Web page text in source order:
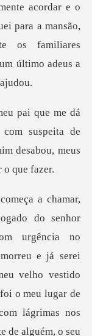
para a mansão,
os familiares
suspeita de
e já serei
velho vestido
o meu lugar de